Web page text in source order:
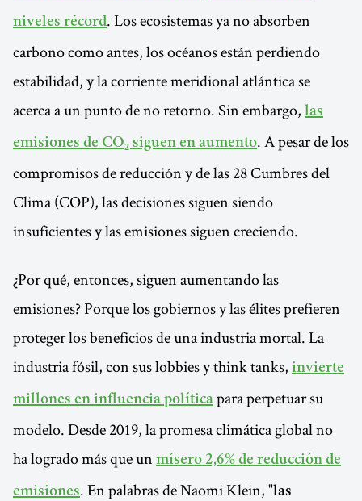
niveles récord. Los ecosistemas ya no absorben
carbono como antes, los océanos están perdiendo
estabilidad, y la corriente meridional atlántica se
acerca a un punto de no retorno. Sin embargo, las
emisiones de CO₂ siguen en aumento. A pesar de los
compromisos de reducción y de las 28 Cumbres del
Clima (COP), las decisiones siguen siendo
insuficientes y las emisiones siguen creciendo.
¿Por qué, entonces, siguen aumentando las
emisiones? Porque los gobiernos y las élites prefieren
proteger los beneficios de una industria mortal. La
industria fósil, con sus lobbies y think tanks, invierte
millones en influencia política para perpetuar su
modelo. Desde 2019, la promesa climática global no
ha logrado más que un mísero 2,6% de reducción de
emisiones. En palabras de Naomi Klein, "las